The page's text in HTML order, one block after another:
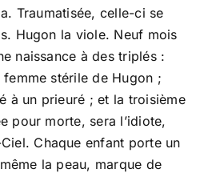
Traumatisée, celle-ci se
Hugon la viole. Neuf mois
naissance à des triplés :
femme stérile de Hugon ;
à un prieuré ; et la troisième
pour morte, sera l’idiote,
Chaque enfant porte un
la peau, marque de